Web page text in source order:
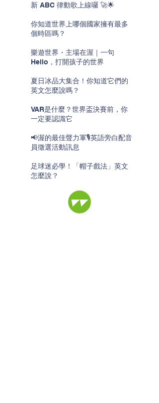
新 ABC 律動歌上線囉 🚀🌟
你知道世界上哪個國家擁有最多
個時區嗎？
樂遊世界・主場在渥｜一句
Hello，打開孩子的世界
夏日冰品大集合！你知道它們的
英文怎麼說嗎？
VAR是什麼？世界盃決賽前，你
一定要認識它
📢渥的最佳聲力軍🎙️英語旁白配音
員徵選活動訊息
足球迷必學！「帽子戲法」英文
怎麼說？